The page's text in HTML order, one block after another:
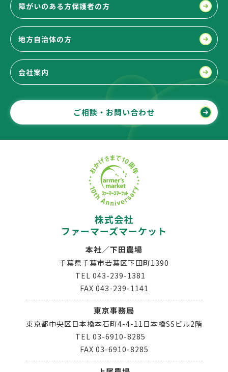
障がいのある方保護者の方
地方自治体の方
会社案内
ご相談・お問い合わせ
株式会社
ファーマーズマーケット
本社／下田農場
千葉県千葉市若葉区下田町1390
TEL 043-239-1381
FAX 043-239-1141
東京事務局
東京都中央区日本橋本石町4-4-11日本橋SSビル2階
TEL 03-6910-8285
FAX 03-6910-8285